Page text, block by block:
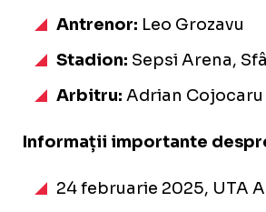
Antrenor: Leo Grozavu
Stadion: Sepsi Arena,
Arbitru: Adrian
Informații importante
24 februarie 2025, UTA